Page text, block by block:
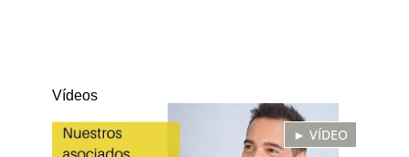
Vídeos
► VÍDEO